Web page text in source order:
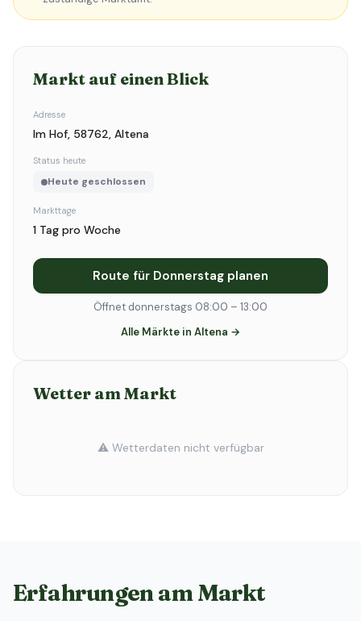
Markt auf einen Blick
Adresse
Im Hof, 58762, Altena
Status heute
Heute geschlossen
Markttage
1 Tag pro Woche
Route für Donnerstag planen
Öffnet donnerstags 08:00 – 13:00
Alle Märkte in Altena →
Wetter am Markt
⚠️ Wetterdaten nicht verfügbar
Erfahrungen am Markt